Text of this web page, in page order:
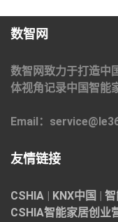
数智网
数智网致力于打造中
体视角记录中国智能
Email：
友情链接
CSHIA KNX中国
CSHIA智能家居创业